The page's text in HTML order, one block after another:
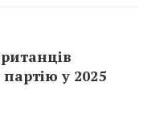
у 2025